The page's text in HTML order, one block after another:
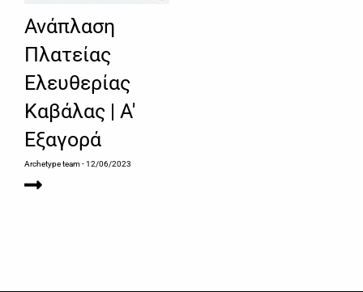
Ανάπλαση
Πλατείας
Ελευθερίας
Καβάλας | A'
Εξαγορά
Archetype team- 12/06/2023